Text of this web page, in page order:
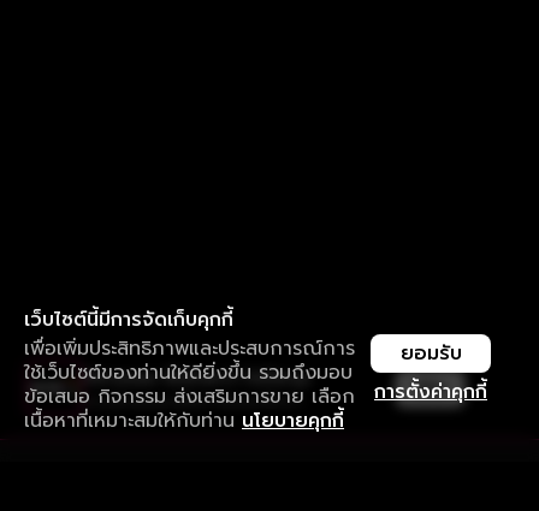
เว็บไซต์นี้มีการจัดเก็บคุกกี้
เพื่อเพิ่มประสิทธิภาพและประสบการณ์การ
ใช้เว็บไซต์ของท่านให้ดียิ่งขึ้น รวมถึงมอบ
ข้อเสนอ กิจกรรม ส่งเสริมการขาย เลือก
เนื้อหาที่เหมาะสมให้กับท่าน นโยบายคุกกี้
การตั้งค่าคุกกี้
ยอมรับ
ใช้งานแอป ลื่นไหลกว่า ไม่มีสะดุด
ดาวน์โหลดแอปเพื่อการรับชมที่ดีกว่า เปิด